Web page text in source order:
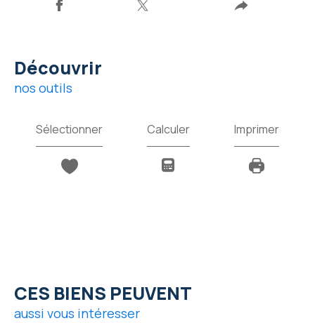
découvrir
nos outils
Sélectionner Calculer Imprimer
CES BIENS PEUVENT
aussi vous intéresser